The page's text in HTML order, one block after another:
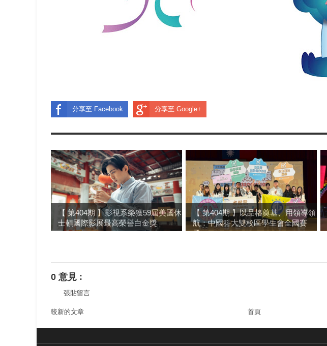
分享至 Facebook 分享至 Google+
【 第404期 】影視系榮獲59屆美國休
士頓國際影展最高榮譽白金獎
【 第404期 】以品格奠基、用領導領
航：中國科大雙校區學生會全國賽
勇...
0 意見 :
張貼留言
較新的文章 首頁